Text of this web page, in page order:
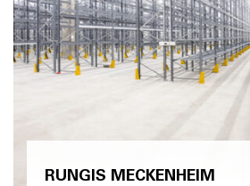
RUNGIS MECKENHEIM